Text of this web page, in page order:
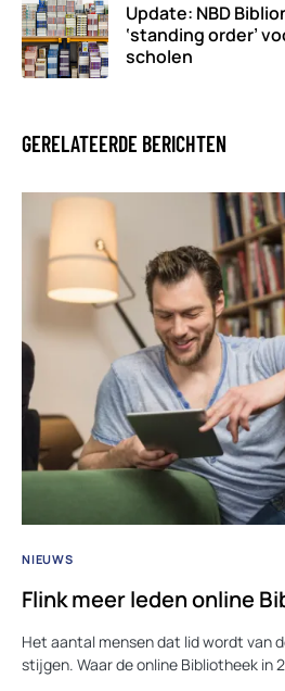
Update: NBD
‘standing order’
scholen
GERELATEERDE BERICHTEN
NIEUWS
Flink meer leden online
Het aantal mensen dat lid wordt van
stijgen. Waar de online Bibliotheek in